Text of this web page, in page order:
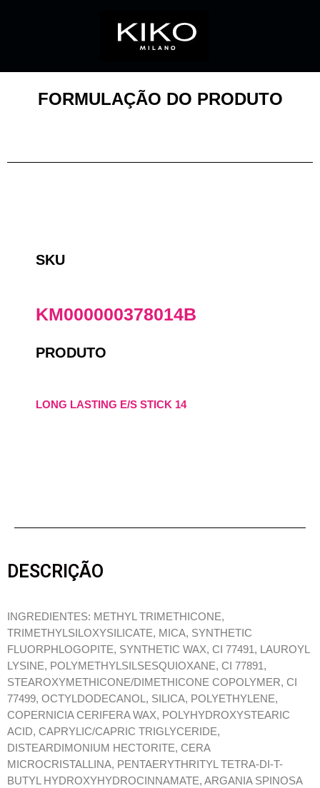
FORMULAÇÃO DO PRODUTO
SKU
KM000000378014B
PRODUTO
LONG LASTING E/S STICK 14
DESCRIÇÃO
INGREDIENTES: METHYL TRIMETHICONE,
TRIMETHYLSILOXYSILICATE, MICA, SYNTHETIC
FLUORPHLOGOPITE, SYNTHETIC WAX, CI 77491, LAUROYL
LYSINE, POLYMETHYLSILSESQUIOXANE, CI 77891,
STEAROXYMETHICONE/DIMETHICONE COPOLYMER, CI
77499, OCTYLDODECANOL, SILICA, POLYETHYLENE,
COPERNICIA CERIFERA WAX, POLYHYDROXYSTEARIC
ACID, CAPRYLIC/CAPRIC TRIGLYCERIDE,
DISTEARDIMONIUM HECTORITE, CERA
MICROCRISTALLINA, PENTAERYTHRITYL TETRA-DI-T-
BUTYL HYDROXYHYDROCINNAMATE, ARGANIA SPINOSA